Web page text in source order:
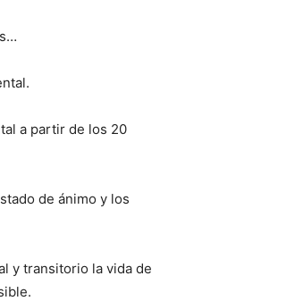
a partir de los 20
de ánimo y los
y transitorio la vida de